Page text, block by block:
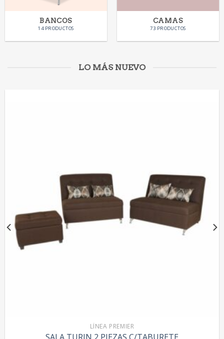
BANCOS
14 PRODUCTOS
CAMAS
73 PRODUCTOS
LO MÁS NUEVO
LÍNEA PREMIER